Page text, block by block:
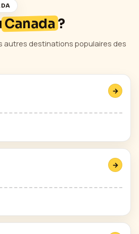
Canada?
autres destinations populaires des
→
→